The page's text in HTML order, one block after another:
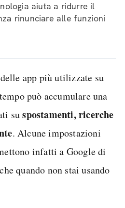
aiuta a ridurre il
rinunciare alle funzioni
app più utilizzate su
può accumulare una
suspostamenti, ricerche
. Alcune impostazioni
infatti a Google di
quando non stai usando